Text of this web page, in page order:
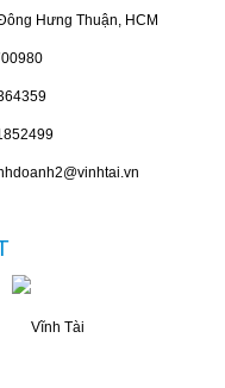
Hưng Thuận, HCM